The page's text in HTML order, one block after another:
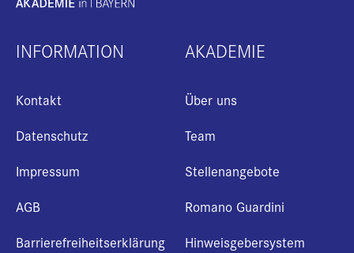
INFORMATION
Kontakt
Datenschutz
Impressum
AGB
Barrierefreiheitserklärung
AKADEMIE
Über uns
Team
Stellenangebote
Romano Guardini
Hinweisgebersystem